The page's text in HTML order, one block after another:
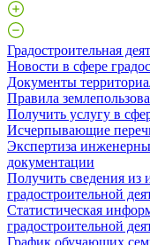
Градостроительная
Новости в сфере
Документы
Правила
Получить услугу в
Исчерпывающие
Экспертиза
документации
Получить сведения
градостроительной
Статистическая
градостроительной
График обучающих